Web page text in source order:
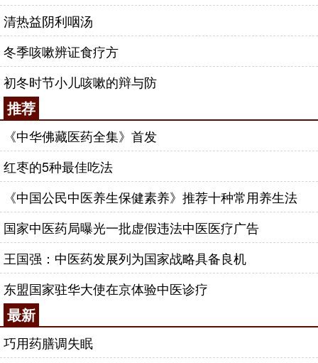
清热益阴利咽汤
冬季咳嗽辨证食疗方
初冬时节小儿咳嗽的辩与防
推荐
《中华佛藏医药全集》首发
红枣的5种最佳吃法
《中国公民中医养生保健素养》推荐十种常用养生法
国家中医药局曝光一批虚假违法中医医疗广告
王国强：中医药发展列为国家战略具备良机
东盟国家驻华大使在京体验中医诊疗
最新
巧用药膳调失眠